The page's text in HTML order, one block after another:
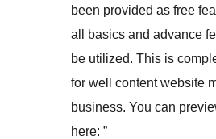
been provided as free
all basics and advance
be utilized. This is
for well content website
business. You can
here: ”